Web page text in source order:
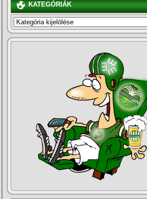
KATEGÓRIÁK
KATEGÓRIÁK